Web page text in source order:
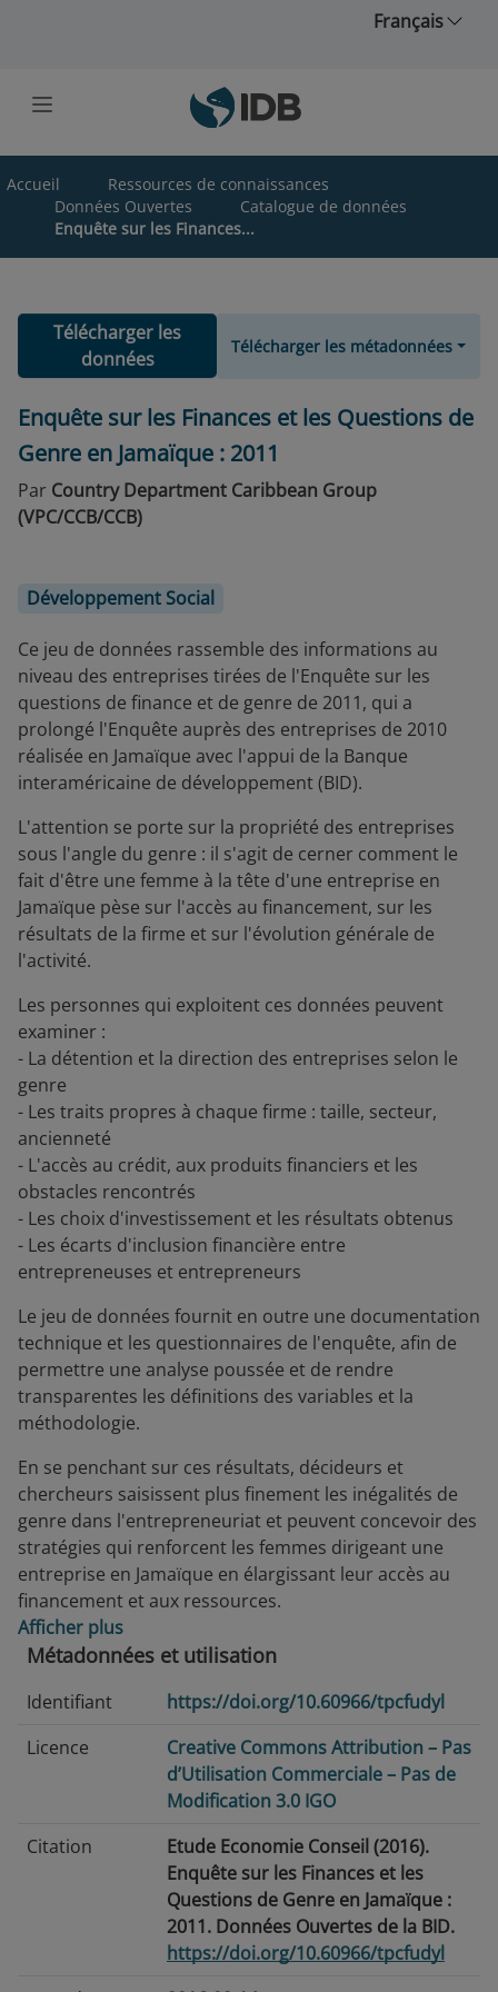
Français
Accueil
Ressources de connaissances
Données Ouvertes
Catalogue de données
Enquête sur les Finances...
Télécharger les
données
Télécharger les métadonnées
Enquête sur les Finances et les Questions de
Genre en Jamaïque : 2011
Par Country Department Caribbean Group
(VPC/CCB/CCB)
Développement Social
Ce jeu de données rassemble des informations au
niveau des entreprises tirées de l'Enquête sur les
questions de finance et de genre de 2011, qui a
prolongé l'Enquête auprès des entreprises de 2010
réalisée en Jamaïque avec l'appui de la Banque
interaméricaine de développement (BID).
L'attention se porte sur la propriété des entreprises
sous l'angle du genre : il s'agit de cerner comment le
fait d'être une femme à la tête d'une entreprise en
Jamaïque pèse sur l'accès au financement, sur les
résultats de la firme et sur l'évolution générale de
l'activité.
Les personnes qui exploitent ces données peuvent
examiner :
- La détention et la direction des entreprises selon le
genre
- Les traits propres à chaque firme : taille, secteur,
ancienneté
- L'accès au crédit, aux produits financiers et les
obstacles rencontrés
- Les choix d'investissement et les résultats obtenus
- Les écarts d'inclusion financière entre
entrepreneuses et entrepreneurs
Le jeu de données fournit en outre une documentation
technique et les questionnaires de l'enquête, afin de
permettre une analyse poussée et de rendre
transparentes les définitions des variables et la
méthodologie.
En se penchant sur ces résultats, décideurs et
chercheurs saisissent plus finement les inégalités de
genre dans l'entrepreneuriat et peuvent concevoir des
stratégies qui renforcent les femmes dirigeant une
entreprise en Jamaïque en élargissant leur accès au
financement et aux ressources.
Afficher plus
Métadonnées et utilisation
Identifiant
https://doi.org/10.60966/tpcfudyl
Licence
Creative Commons Attribution – Pas
d’Utilisation Commerciale – Pas de
Modification 3.0 IGO
Citation
Etude Economie Conseil (2016).
Enquête sur les Finances et les
Questions de Genre en Jamaïque :
2011. Données Ouvertes de la BID.
https://doi.org/10.60966/tpcfudyl